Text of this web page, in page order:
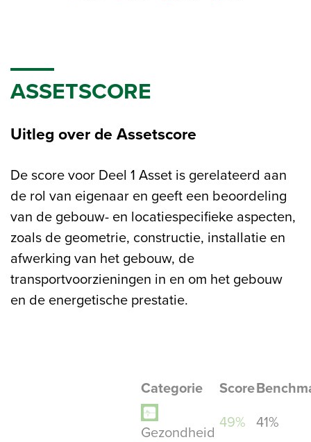
ASSETSCORE
Uitleg over de Assetscore
De score voor Deel 1 Asset is gerelateerd aan
de rol van eigenaar en geeft een beoordeling
van de gebouw- en locatiespecifieke aspecten,
zoals de geometrie, constructie, installatie en
afwerking van het gebouw, de
transportvoorzieningen in en om het gebouw
en de energetische prestatie.
Categorie Score
Gezondheid
49% 41%